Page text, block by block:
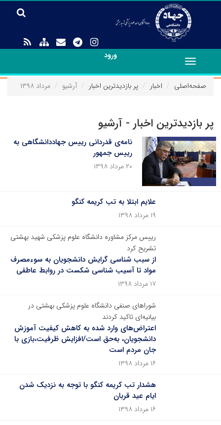
ورود
Toggle
navigation
صفحه‌اصلی
اخبار پر بازدیدترین اخبار آرشیو مرداد ۱۳۹۸
پر بازدیدترین اخبار - آرشیو
نامه‌ی قدردانی رییس جهاددانشگاهی به
رییس جمهور
۲۰ مرداد ۱۳۹۸
علایم ابتلا به تب کریمه کنگو
۱۹ مرداد ۱۳۹۸
رییس مرکز مشاوره دانشگاه علوم پزشکی شهید بهشتی
تشریح کرد
از سبب شناسی گرایش دانشجویان به سوءمصرف
مواد تا آسیب شناسی شکست در روابط عاطفی
۱۷ مرداد ۱۳۹۸
شوراهای صنفی دانشگاه علوم پزشکی بهشتی در
بیانیه‌ای تاکید کردند
اعتراض‌های وارد شده به کاهش کیفیت آموزش
دانشجویان، به‌حق است/افزایش ظرفیت،بازی با
جان مردم است
۱۶ مرداد ۱۳۹۸
هشدار تب کریمه کنگو با توجه به نزدیک شدن
ایام عید قربان
۱۶ مرداد ۱۳۹۸